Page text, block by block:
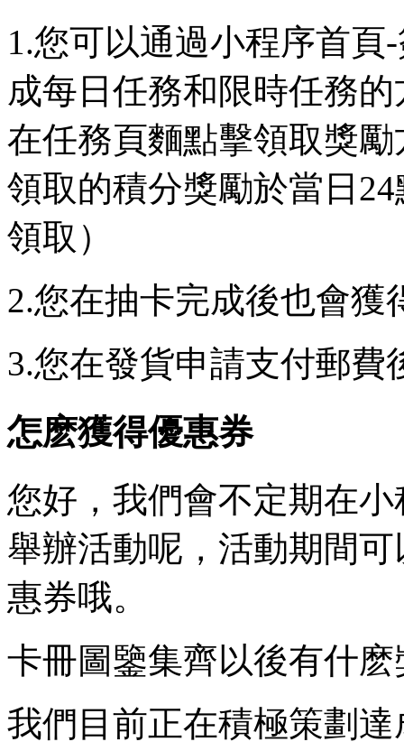
1.您可以通過小程序首
成每日任務和限時任務
在任務頁麵點擊領取獎
領取的積分獎勵於當日
領取）
2.您在抽卡完成後也會獲
3.您在發貨申請支付郵費
怎麽獲得優惠券
您好，我們會不定期在
舉辦活動呢，活動期間
惠券哦。
卡冊圖鑒集齊以後有什麽
我們目前正在積極策劃